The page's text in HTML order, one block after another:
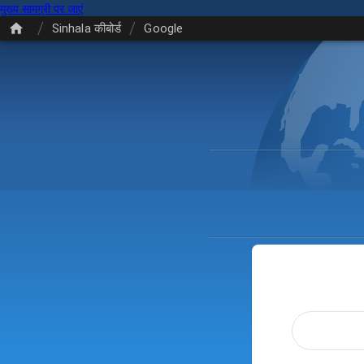
मुख्य सामग्री पर जाएं
/ Sinhala कीबोर्ड / Google